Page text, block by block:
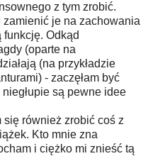
z tym zrobić.
je na zachowania
funkcję. Odkąd
(oparte na
(na przykładzie
- zaczęłam być
są pewne idee
również zrobić coś z
Kto mnie zna
i ciężko mi znieść tą